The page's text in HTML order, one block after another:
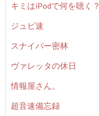
キミはiPodで何を聴く？
ジュピ速
スナイパー密林
ヴァレッタの休日
情報屋さん。
超音速備忘録